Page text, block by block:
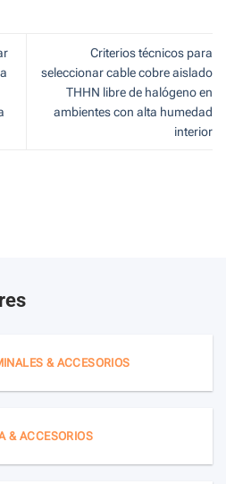
Criterios técnicos para
seleccionar cable cobre aislado
THHN libre de halógeno en
ambientes con alta humedad
interior
& ACCESORIOS
& ACCESORIOS